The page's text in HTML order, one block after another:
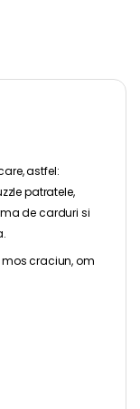
astfel:
patratele,
de carduri si
craciun, om